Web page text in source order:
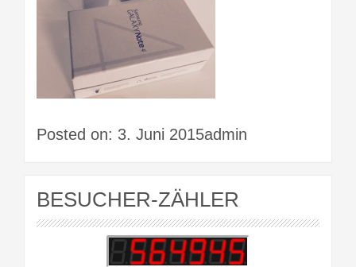
Posted on: 3. Juni 2015admin
BESUCHER-ZÄHLER